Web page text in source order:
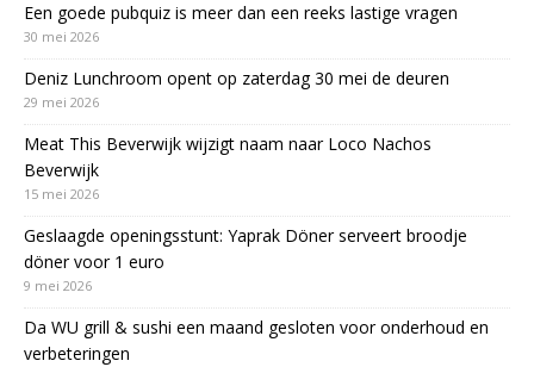
Een goede pubquiz is meer dan een reeks lastige vragen
30 mei 2026
Deniz Lunchroom opent op zaterdag 30 mei de deuren
29 mei 2026
Meat This Beverwijk wijzigt naam naar Loco Nachos
Beverwijk
15 mei 2026
Geslaagde openingsstunt: Yaprak Döner serveert broodje
döner voor 1 euro
9 mei 2026
Da WU grill & sushi een maand gesloten voor onderhoud en
verbeteringen